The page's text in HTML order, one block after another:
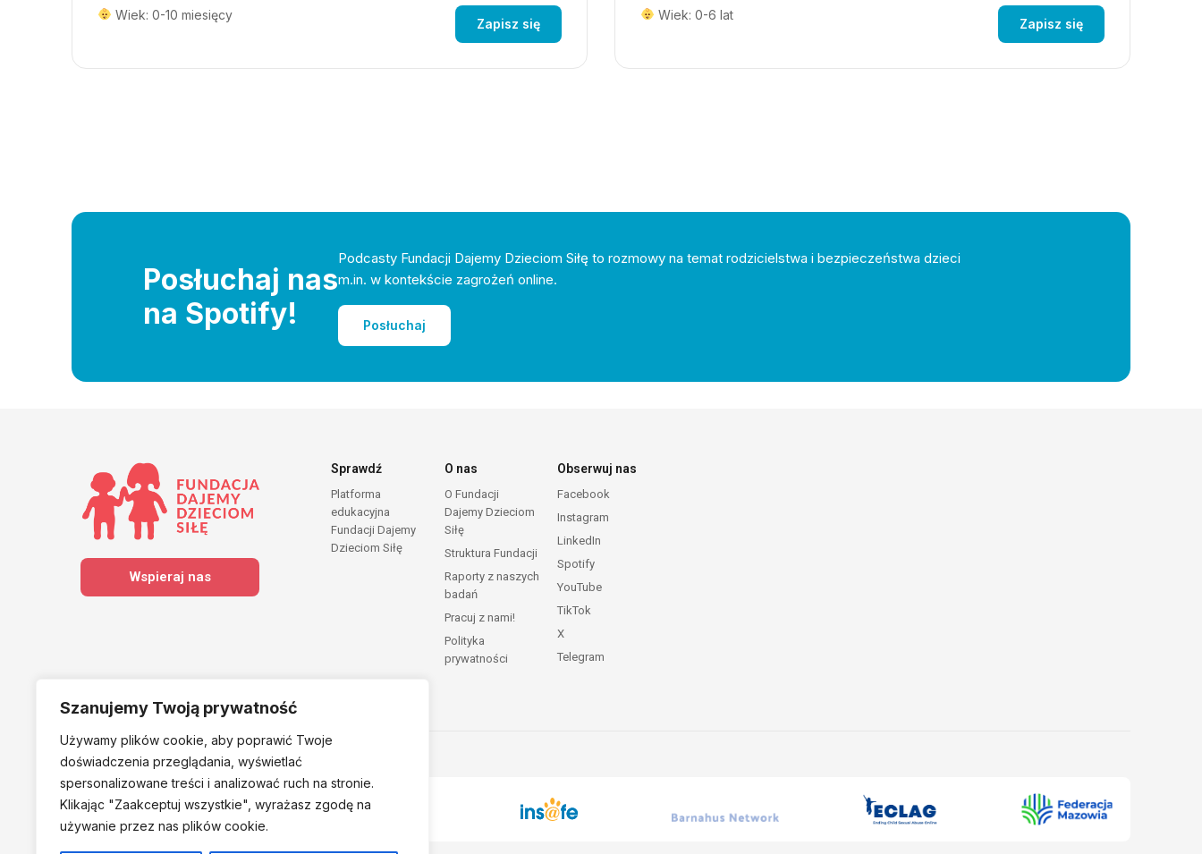
Szanujemy Twoją prywatność
Używamy plików cookie, aby poprawić Twoje
doświadczenia przeglądania, wyświetlać
spersonalizowane treści i analizować ruch na stronie.
Klikając "Zaakceptuj wszystkie", wyrażasz zgodę na
używanie przez nas plików cookie.
Wiek: 0-10 miesięcy
Zapisz się
Wiek: 0-6 lat
Zapisz się
Posłuchaj nas
na Spotify!
Podcasty Fundacji Dajemy Dzieciom Siłę to rozmowy na temat rodzicielstwa i bezpieczeństwa dzieci
m.in. w kontekście zagrożeń online.
Posłuchaj
Wspieraj nas
Sprawdź
Platforma
edukacyjna
Fundacji Dajemy
Dzieciom Siłę
O nas
O Fundacji
Dajemy Dzieciom
Siłę
Struktura Fundacji
Raporty z naszych
badań
Pracuj z nami!
Polityka
prywatności
Obserwuj nas
Facebook
Instagram
LinkedIn
Spotify
YouTube
TikTok
X
Telegram
Należymy do